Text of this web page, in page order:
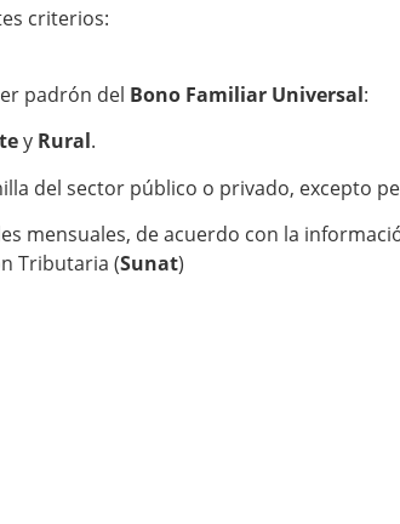
criterios:
padrón del Bono Familiar Universal:
y Rural.
del sector público o privado, excepto
mensuales, de acuerdo con la
Tributaria (Sunat)